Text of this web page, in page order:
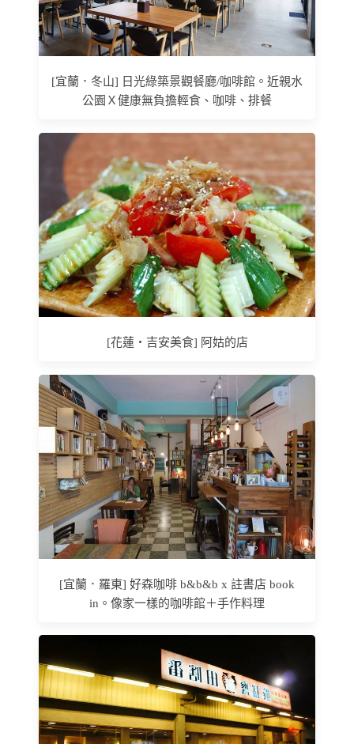
[宜蘭．冬山] 日光綠築景觀餐廳/咖啡館。近親水
公園Ｘ健康無負擔輕食、咖啡、排餐
[花蓮‧吉安美食] 阿姑的店
[宜蘭．羅東] 好森咖啡 b&b&b x 註書店 book
in。像家一樣的咖啡館＋手作料理